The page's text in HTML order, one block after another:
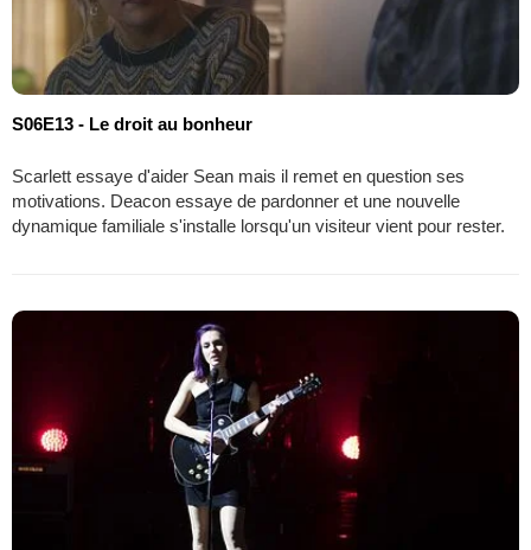
S06E13 - Le droit au bonheur
Scarlett essaye d'aider Sean mais il remet en question ses
motivations. Deacon essaye de pardonner et une nouvelle
dynamique familiale s'installe lorsqu'un visiteur vient pour rester.